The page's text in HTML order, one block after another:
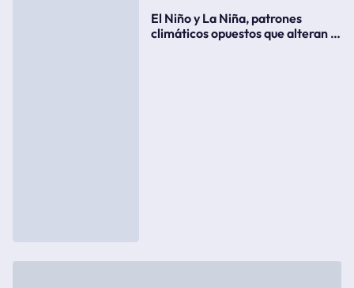
El Niño y La Niña, patrones
climáticos opuestos que alteran la